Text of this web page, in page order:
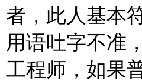
者，此人基本
用语吐字不准
工程师，如果